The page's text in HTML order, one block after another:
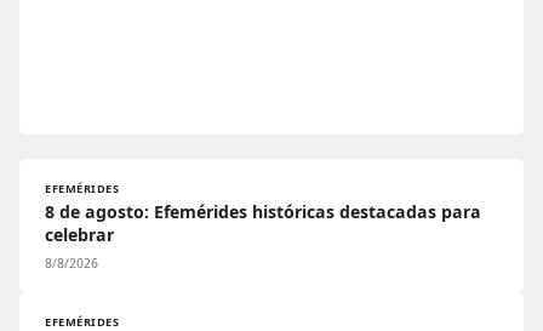
EFEMÉRIDES
8 de agosto: Efemérides históricas destacadas para
celebrar
8/8/2026
EFEMÉRIDES